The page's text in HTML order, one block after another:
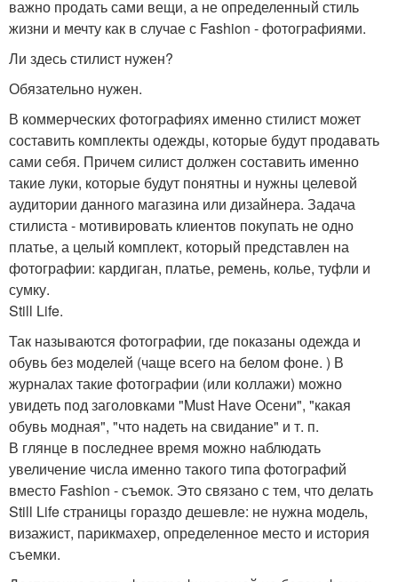
важно продать сами вещи, а не определенный стиль
жизни и мечту как в случае с Fashion - фотографиями.
Ли здесь стилист нужен?
Обязательно нужен.
В коммерческих фотографиях именно стилист может
составить комплекты одежды, которые будут продавать
сами себя. Причем силист должен составить именно
такие луки, которые будут понятны и нужны целевой
аудитории данного магазина или дизайнера. Задача
стилиста - мотивировать клиентов покупать не одно
платье, а целый комплект, который представлен на
фотографии: кардиган, платье, ремень, колье, туфли и
сумку.
Still Life.
Так называются фотографии, где показаны одежда и
обувь без моделей (чаще всего на белом фоне. ) В
журналах такие фотографии (или коллажи) можно
увидеть под заголовками "Must Have Осени", "какая
обувь модная", "что надеть на свидание" и т. п.
В глянце в последнее время можно наблюдать
увеличение числа именно такого типа фотографий
вместо Fashion - съемок. Это связано с тем, что делать
Still Life страницы гораздо дешевле: не нужна модель,
визажист, парикмахер, определенное место и история
съемки.